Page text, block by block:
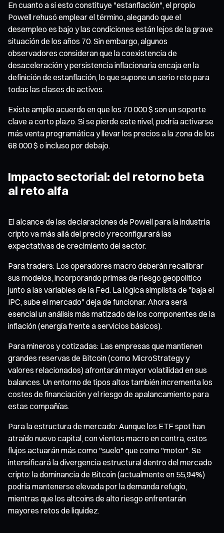
En cuanto a si esto constituye "estanflación", el propio
Powell rehusó emplear el término, alegando que el
desempleo es bajo y las condiciones están lejos de la grave
situación de los años 70. Sin embargo, algunos
observadores consideran que la coexistencia de
desaceleración y persistencia inflacionaria encaja en la
definición de estanflación, lo que supone un serio reto para
todas las clases de activos.
Existe amplio acuerdo en que los 70 000 $ son un soporte
clave a corto plazo. Si se pierde este nivel, podría activarse
más venta programática y llevar los precios a la zona de los
68 000 $ o incluso por debajo.
Impacto sectorial: del retorno beta
al reto alfa
El alcance de las declaraciones de Powell para la industria
cripto va más allá del precio y reconfigurará las
expectativas de crecimiento del sector.
Para traders: Los operadores macro deberán recalibrar
sus modelos, incorporando primas de riesgo geopolítico
junto a las variables de la Fed. La lógica simplista de "baja el
IPC, sube el mercado" deja de funcionar. Ahora será
esencial un análisis más matizado de los componentes de la
inflación (energía frente a servicios básicos).
Para mineros y cotizadas: Las empresas que mantienen
grandes reservas de Bitcoin (como MicroStrategy y
valores relacionados) afrontarán mayor volatilidad en sus
balances. Un entorno de tipos altos también incrementa los
costes de financiación y el riesgo de apalancamiento para
estas compañías.
Para la estructura de mercado: Aunque los ETF spot han
atraído nuevo capital, con vientos macro en contra, estos
flujos actuarán más como "suelo" que como "motor". Se
intensificará la divergencia estructural dentro del mercado
cripto: la dominancia de Bitcoin (actualmente en 55,94%)
podría mantenerse elevada por la demanda refugio,
mientras que los altcoins de alto riesgo enfrentarán
mayores retos de liquidez.